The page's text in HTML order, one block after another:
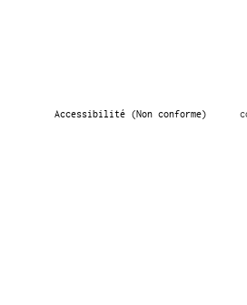
Accessibilité (Non conforme)